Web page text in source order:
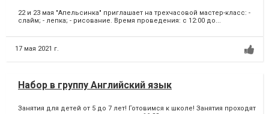
22 и 23 мая "Апельсинка" приглашает на трехчасовой мастер-класс: -
слайм; - лепка; - рисование. Время проведения: с 12:00 до...
17 мая 2021 г.
Набор в группу Английский язык
Занятия для детей от 5 до 7 лет! Готовимся к школе! Занятия проходят